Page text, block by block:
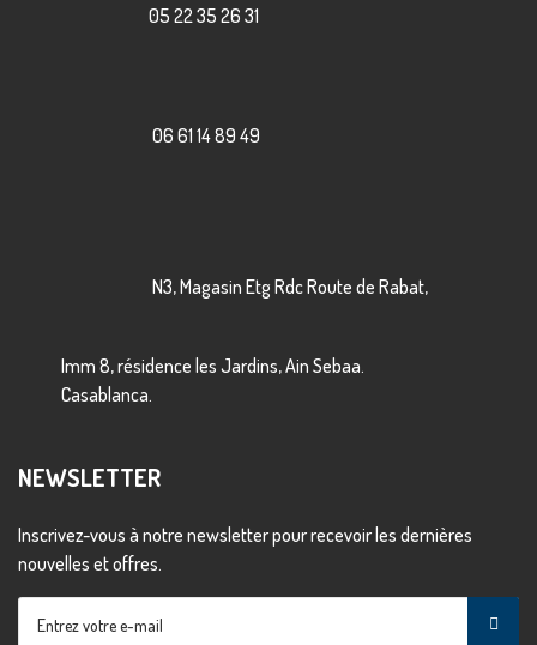
05 22 35 26 31
06 61 14 89 49
N3, Magasin Etg Rdc Route de Rabat,
Imm 8, résidence les Jardins, Ain Sebaa.
Casablanca.
NEWSLETTER
Inscrivez-vous à notre newsletter pour recevoir les dernières
nouvelles et offres.